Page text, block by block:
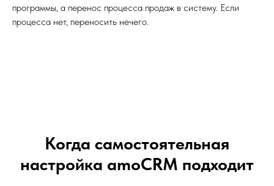
программы, а перенос процесса продаж в систему. Если
процесса нет, переносить нечего.
Когда самостоятельная
настройка amoCRM подходит